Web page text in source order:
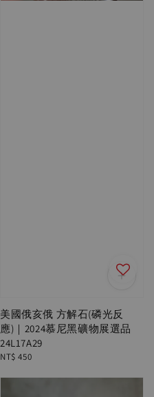
美國俄亥俄 方解石(磷光反
應)｜2024慕尼黑礦物展選品
24L17A29
Regular
NT$ 450